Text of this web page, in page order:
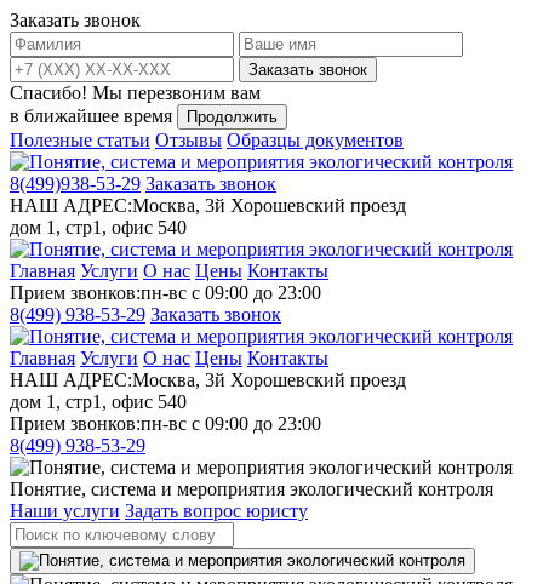
Заказать звонок
Заказать звонок
Спасибо! Мы перезвоним вам
в ближайшее время
Продолжить
Полезные статьи Отзывы Образцы документов
8(499)938-53-29 Заказать звонок
НАШ АДРЕС:Москва, 3й Хорошевский проезд
дом 1, стр1, офис 540
Главная Услуги О нас Цены Контакты
Прием звонков:пн-вс с 09:00 до 23:00
8(499) 938-53-29 Заказать звонок
Главная Услуги О нас Цены Контакты
НАШ АДРЕС:Москва, 3й Хорошевский проезд
дом 1, стр1, офис 540
Прием звонков:пн-вс с 09:00 до 23:00
8(499) 938-53-29
Понятие, система и мероприятия экологический контроля
Наши услуги Задать вопрос юристу